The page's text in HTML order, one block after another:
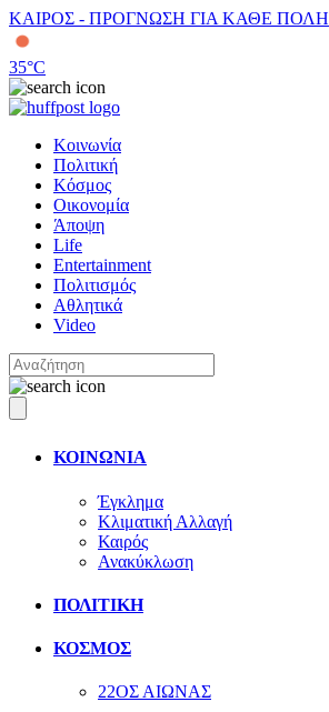
ΚΑΙΡΟΣ - ΠΡΟΓΝΩΣΗ ΓΙΑ ΚΑΘΕ ΠΟΛΗ
35°C
Κοινωνία
Πολιτική
Κόσμος
Οικονομία
Άποψη
Life
Entertainment
Πολιτισμός
Αθλητικά
Video
ΚΟΙΝΩΝΙΑ
Έγκλημα
Κλιματική Αλλαγή
Καιρός
Ανακύκλωση
ΠΟΛΙΤΙΚΗ
ΚΟΣΜΟΣ
22ΟΣ ΑΙΩΝΑΣ